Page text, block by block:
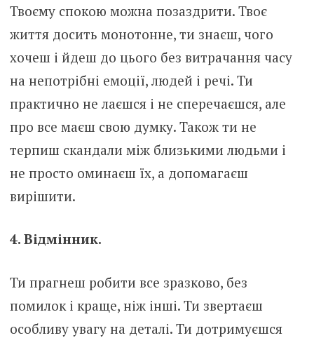
Твоєму спокою можна позаздрити. Твоє
життя досить монотонне, ти знаєш, чого
хочеш і йдеш до цього без витрачання часу
на непотрібні емоції, людей і речі. Ти
практично не лаєшся і не сперечаєшся, але
про все маєш свою думку. Також ти не
терпиш скандали між близькими людьми і
не просто оминаєш їх, а допомагаєш
вирішити.
4. Відмінник.
Ти прагнеш робити все зразково, без
помилок і краще, ніж інші. Ти звертаєш
особливу увагу на деталі. Ти дотримуєшся